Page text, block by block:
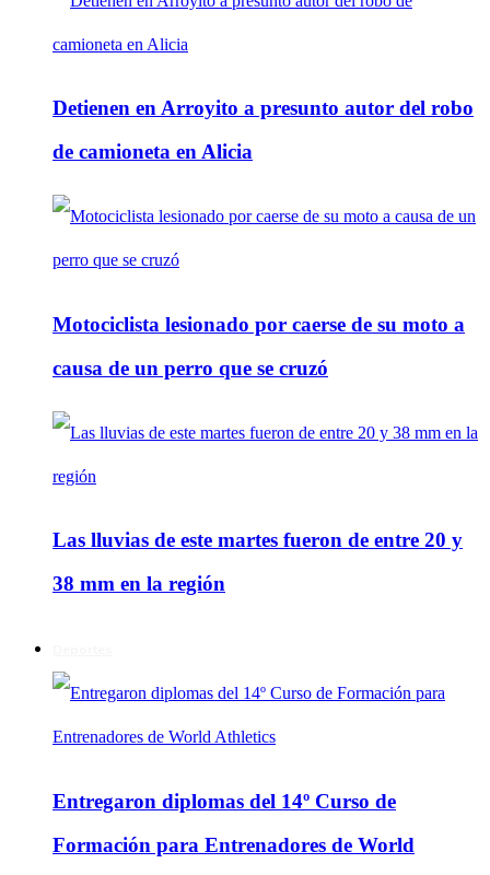
Detienen en Arroyito a presunto autor del robo
de camioneta en Alicia
Motociclista lesionado por caerse de su moto a
causa de un perro que se cruzó
Las lluvias de este martes fueron de entre 20 y
38 mm en la región
Entregaron diplomas del 14º Curso de
Formación para Entrenadores de World